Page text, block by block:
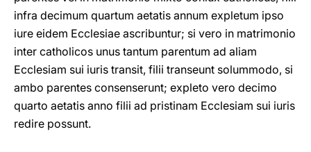
infra decimum quartum aetatis annum expletum ipso
iure eidem Ecclesiae ascribuntur; si vero in matrimonio
inter catholicos unus tantum parentum ad aliam
Ecclesiam sui iuris transit, filii transeunt solummodo, si
ambo parentes consenserunt; expleto vero decimo
quarto aetatis anno filii ad pristinam Ecclesiam sui iuris
redire possunt.